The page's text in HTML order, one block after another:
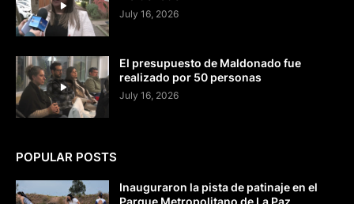
July 16, 2026
El presupuesto de Maldonado fue
realizado por 50 personas
July 16, 2026
POPULAR POSTS
Inauguraron la pista de patinaje en el